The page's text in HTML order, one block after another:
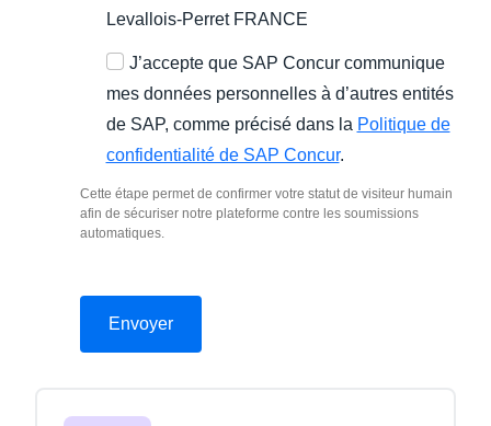
Levallois-Perret FRANCE
J’accepte que SAP Concur communique
mes données personnelles à d’autres entités
de SAP, comme précisé dans la Politique de
confidentialité de SAP Concur.
Cette étape permet de confirmer votre statut de visiteur humain
afin de sécuriser notre plateforme contre les soumissions
automatiques.